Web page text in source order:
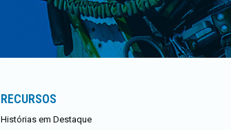
RECURSOS
Histórias em Destaque